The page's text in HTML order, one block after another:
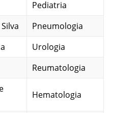
Pediatria
Pneumologia
Urologia
Reumatologia
Hematologia